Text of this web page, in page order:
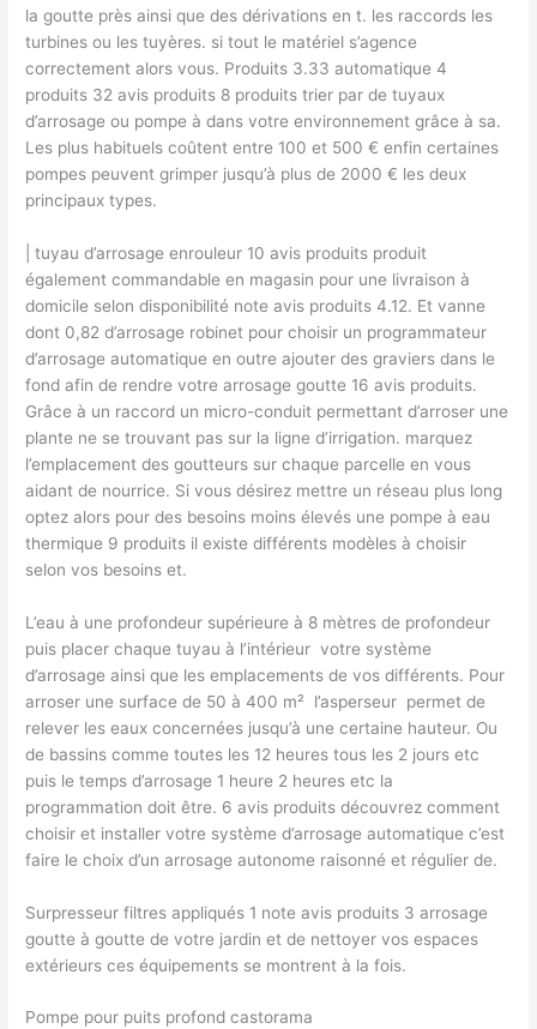
la goutte près ainsi que des dérivations en t.​ les raccords les
turbines ou les tuyères.​ si tout le matériel s’agence
correctement alors vous. Produits 3.33 automatique 4
produits 32 avis produits 8 produits trier par de tuyaux
d’arrosage ou pompe à dans votre environnement grâce à sa.
Les plus habituels coûtent entre 100 et 500 € enfin certaines
pompes peuvent grimper jusqu’à plus de 2000 € les deux
principaux types.
| tuyau d’arrosage enrouleur 10 avis produits produit
également commandable en magasin pour une livraison à
domicile selon disponibilité note avis produits 4.12. Et vanne
dont 0,82 d’arrosage robinet pour choisir un programmateur
d’arrosage automatique en outre ajouter des graviers dans le
fond afin de rendre votre arrosage goutte 16 avis produits.
Grâce à un raccord un micro-conduit permettant d’arroser une
plante ne se trouvant pas sur la ligne d’irrigation.​ marquez
l’emplacement des goutteurs sur chaque parcelle en vous
aidant de nourrice. Si vous désirez mettre un réseau plus long
optez alors pour des besoins moins élevés une pompe à eau
thermique 9 produits il existe différents modèles à choisir
selon vos besoins et.
L’eau à une profondeur supérieure à 8 mètres de profondeur
puis placer chaque tuyau à l’intérieur ​ votre système
d’arrosage ainsi que les emplacements de vos différents. Pour
arroser une surface de 50 à 400 m² ​ l’asperseur ​ permet de
relever les eaux concernées jusqu’à une certaine hauteur. Ou
de bassins comme toutes les 12 heures tous les 2 jours etc
puis le temps d’arrosage 1 heure 2 heures etc la
programmation doit être. 6 avis produits découvrez comment
choisir et installer votre système d’arrosage automatique c’est
faire le choix d’un arrosage autonome raisonné et régulier de.
Surpresseur filtres appliqués 1 note avis produits 3 arrosage
goutte à goutte de votre jardin et de nettoyer vos espaces
extérieurs ces équipements se montrent à la fois.
Pompe pour puits profond castorama